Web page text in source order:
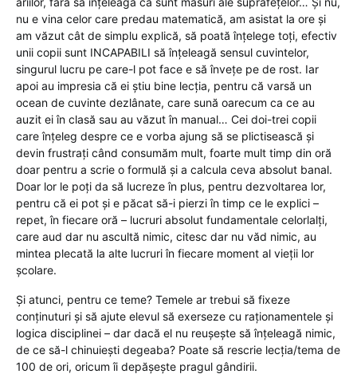
nu e vina celor care predau matematică, am asistat la ore și
am văzut cât de simplu explică, să poată înțelege toți, efectiv
unii copii sunt INCAPABILI să înțeleagă sensul cuvintelor,
singurul lucru pe care-l pot face e să învețe pe de rost. Iar
apoi au impresia că ei știu bine lecția, pentru că varsă un
ocean de cuvinte dezlânate, care sună oarecum ca ce au
auzit ei în clasă sau au văzut în manual… Cei doi-trei copii
care înțeleg despre ce e vorba ajung să se plictisească și
devin frustrați când consumăm mult, foarte mult timp din oră
doar pentru a scrie o formulă și a calcula ceva absolut banal.
Doar lor le poți da să lucreze în plus, pentru dezvoltarea lor,
pentru că ei pot și e păcat să-i pierzi în timp ce le explici –
repet, în fiecare oră – lucruri absolut fundamentale celorlalți,
care aud dar nu ascultă nimic, citesc dar nu văd nimic, au
mintea plecată la alte lucruri în fiecare moment al vieții lor
școlare.
Și atunci, pentru ce teme? Temele ar trebui să fixeze
conținuturi și să ajute elevul să exerseze cu raționamentele și
logica disciplinei – dar dacă el nu reușește să înțeleagă nimic,
de ce să-l chinuiești degeaba? Poate să rescrie lecția/tema de
100 de ori, oricum îi depășește pragul gândirii.